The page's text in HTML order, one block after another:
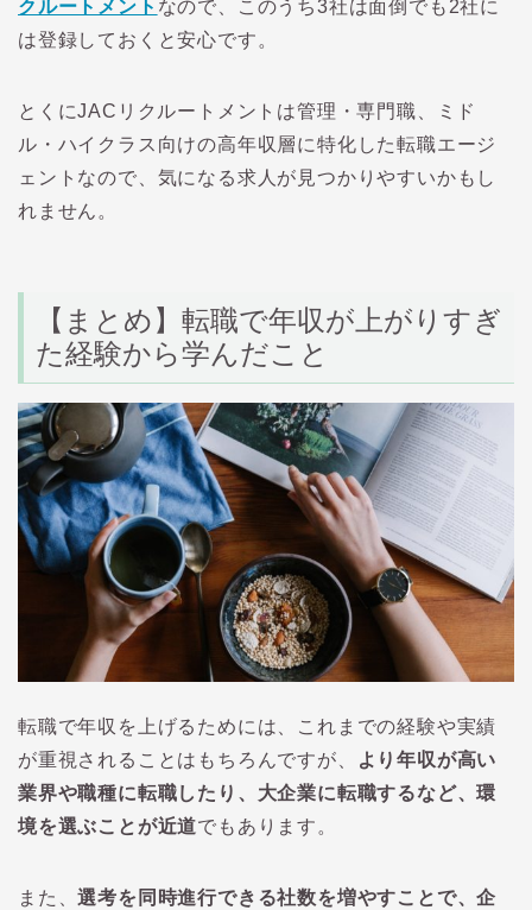
クルートメント なので、このうち3社は面倒でも2社に
は登録しておくと安心です。
とくにJACリクルートメントは管理・専門職、ミド
ル・ハイクラス向けの高年収層に特化した転職エージ
ェントなので、気になる求人が見つかりやすいかもし
れません。
【まとめ】転職で年収が上がりすぎ
た経験から学んだこと
転職で年収を上げるためには、これまでの経験や実績
が重視されることはもちろんですが、
より年収が高い
業界や職種に転職したり、大企業に転職するなど、環
境を選ぶことが近道でもあります。
また、選考を同時進行できる社数を増やすことで、企